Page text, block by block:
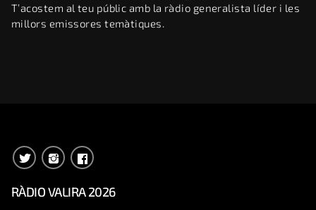
T’acostem al teu públic amb la ràdio generalista líder i les
millors emissores temàtiques.
RÀDIO VALIRA 2026